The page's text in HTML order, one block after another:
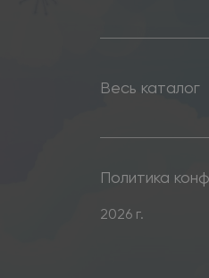
Весь каталог
Политика
2026 г.